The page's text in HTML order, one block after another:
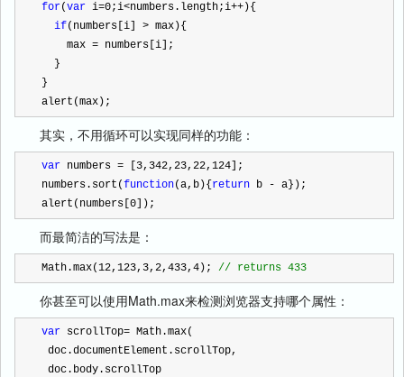
for(var i=0;i<numbers.length;i++ ){
if(numbers[i] > max){
    max
= numbers[i];
  }
}
alert(max);
其实，不用循环可以实现同样的功能：
var numbers = 3, 342, 23, 22, 124 ];
numbers.sort(function(a,b){ return b - a});
alert(numbers[ 0 ]);
而最简洁的写法是：
Math.max(12, 123, 3, 2, 433, 4 ); // returns 433
你甚至可以使用Math.max来检测浏览器支持哪个属性：
var scrollTop= Math.max(
doc.documentElement.scrollTop,
doc.body.scrollTop